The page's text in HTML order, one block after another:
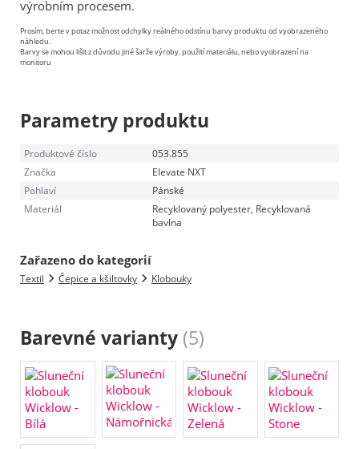
výrobním procesem.
Prosím, berte v potaz možnost odchylky reálného odstínu barvy produktu od vyobrazeného
náhledu.
Barvy se mohou lišit z důvodu jiné šarže výroby, použití materiálu, nebo vyobrazení na
monitoru
Parametry produktu
Produktové číslo
053.855
Značka
Elevate NXT
Pohlaví
Pánské
Materiál
Recyklovaný polyester, Recyklovaná
bavlna
Zařazeno do kategorií
Textil Čepice a kšiltovky Klobouky
Barevné varianty (5)